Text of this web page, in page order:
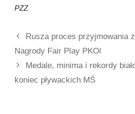
PZZ
Rusza proces przyjmowania
Nagrody Fair Play PKOl
Medale, minima i rekordy
koniec pływackich MŚ